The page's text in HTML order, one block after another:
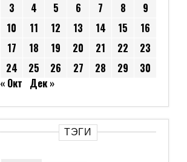
3
4 5 6 7 8
9
10
11 12 13 14 15
16
17
18 19 20 21 22
23
24
25 26 27 28 29
30
« Окт Дек »
ТЭГИ